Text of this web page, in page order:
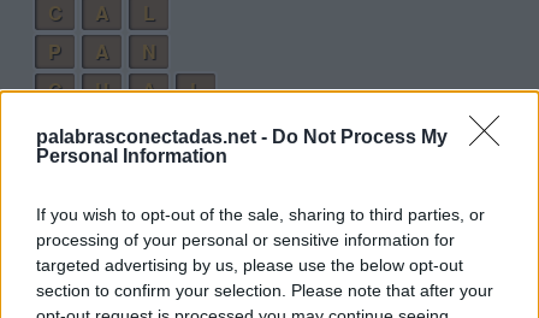
palabrasconectadas.net - Do Not Process My
Personal Information
If you wish to opt-out of the sale, sharing to third parties, or
processing of your personal or sensitive information for
targeted advertising by us, please use the below opt-out
section to confirm your selection. Please note that after your
C
A
L
P
A
N
C
U A
L
N
U L
A
P
L A
N
C
U L P
A
C
U L P A
N
Palabras extra: